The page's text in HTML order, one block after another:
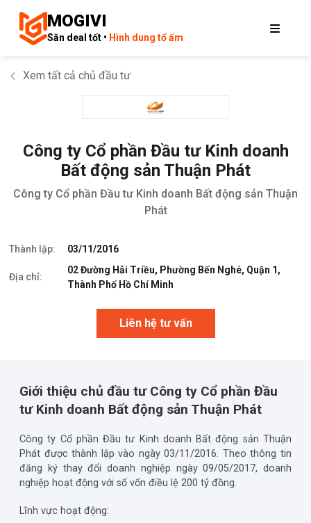
MOGIVI
Săn deal tốt • Hình dung tổ ấm
Xem tất cả chủ đầu tư
Công ty Cổ phần Đầu tư Kinh doanh
Bất động sản Thuận Phát
Công ty Cổ phần Đầu tư Kinh doanh Bất động sản Thuận
Phát
Thành lập: 03/11/2016
Địa chỉ:
02 Đường Hải Triều, Phường Bến Nghé, Quận 1,
Thành Phố Hồ Chí Minh
Liên hệ tư vấn
Giới thiệu chủ đầu tư Công ty Cổ phần Đầu
tư Kinh doanh Bất động sản Thuận Phát
Công ty Cổ phần Đầu tư Kinh doanh Bất động sản Thuận
Phát được thành lập vào ngày 03/11/2016. Theo thông tin
đăng ký thay đổi doanh nghiệp ngày 09/05/2017, doanh
nghiệp hoạt động với số vốn điều lệ 200 tỷ đồng.
Lĩnh vực hoạt động: